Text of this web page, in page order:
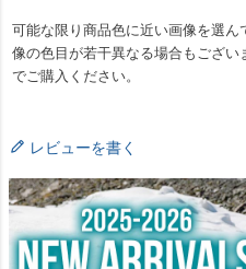
可能な限り商品色に近い画像を選
像の色目が若干異なる場合もござ
でご購入ください。
レビューを書く